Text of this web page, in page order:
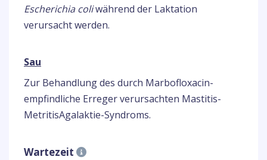
Escherichia coliwährend der Laktation
verursacht werden.
Sau
Zur Behandlung des durch Marbofloxacin-
empfindliche Erreger verursachten Mastitis-
MetritisAgalaktie-Syndroms.
Wartezeit